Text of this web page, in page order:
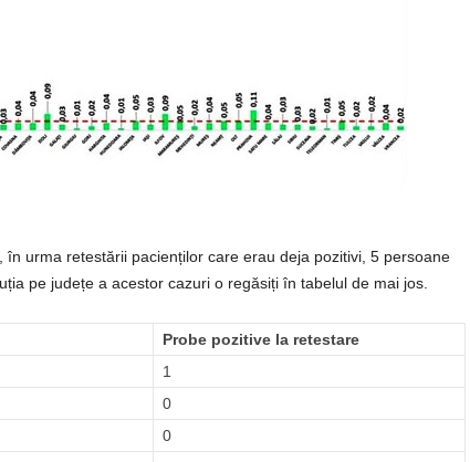
în urma retestării pacienților care erau deja pozitivi, 5 persoane
pe județe a acestor cazuri o regăsiți în tabelul de mai jos.
Probe pozitive la retestare
1
0
0